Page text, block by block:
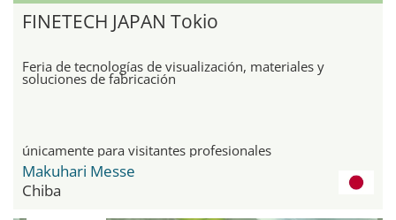
FINETECH JAPAN Tokio
Feria de tecnologías de visualización, materiales y
soluciones de fabricación
únicamente para visitantes profesionales
Makuhari Messe
Chiba